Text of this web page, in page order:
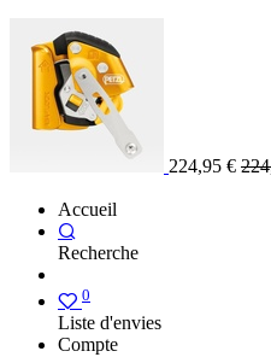
224,95 €
Accueil
Recherche
0
Liste d'envies
Compte